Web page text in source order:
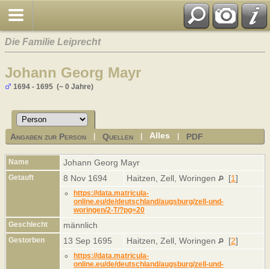
Die Familie Leiprecht
Johann Georg Mayr
1694 - 1695 (~ 0 Jahre)
Angaben zur Person |Quellen |Alles PDF
Name Johann Georg Mayr
Getauft 8 Nov 1694 Haitzen, Zell, Woringen [1]
https://data.matricula-
online.eu/de/deutschland/augsburg/zell-und-
woringen/2-T/?pg=20
Geschlecht
männlich
Gestorben 13 Sep 1695 Haitzen, Zell, Woringen [2]
https://data.matricula-
online.eu/de/deutschland/augsburg/zell-und-